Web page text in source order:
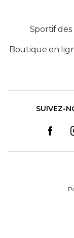
Sportif
Boutique en
SUIVEZ-